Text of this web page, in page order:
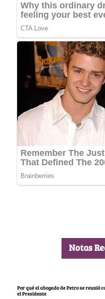
Notas
Por qué el abogado de Petro se reunió
el Presidente